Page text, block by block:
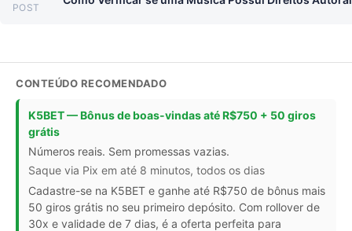
POST
Next post:
CONTEÚDO RECOMENDADO
K5BET — Bônus de boas-vindas até R$750 + 50 giros
grátis
Números reais. Sem promessas vazias.
Saque via Pix em até 8 minutos, todos os dias
Cadastre-se na K5BET e ganhe até R$750 de bônus mais
50 giros grátis no seu primeiro depósito. Com rollover de
30x e validade de 7 dias, é a oferta perfeita para